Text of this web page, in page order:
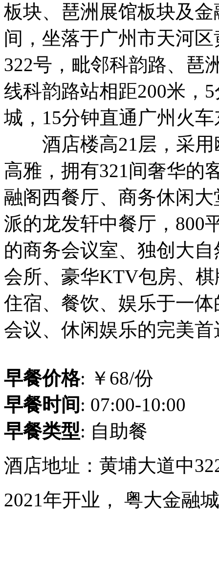
板块、琶洲展馆板块及
间，坐落于广州市天河
322号，毗邻科韵路、琶
线科韵路站相距200米，
城，15分钟直通广州火
酒店楼高21层，采用
高雅，拥有321间奢华的
融阁西餐厅、商务休闲
派的龙发轩中餐厅，800
的商务会议室、独创大
会所、豪华KTV包房、
住宿、餐饮、娱乐于一
会议、休闲娱乐的完美首
早餐价格: ￥68/份
早餐时间 : 07:00-10:00
早餐类型: 自助餐
酒店地址：黄埔大道中
2021年开业， 粤大金